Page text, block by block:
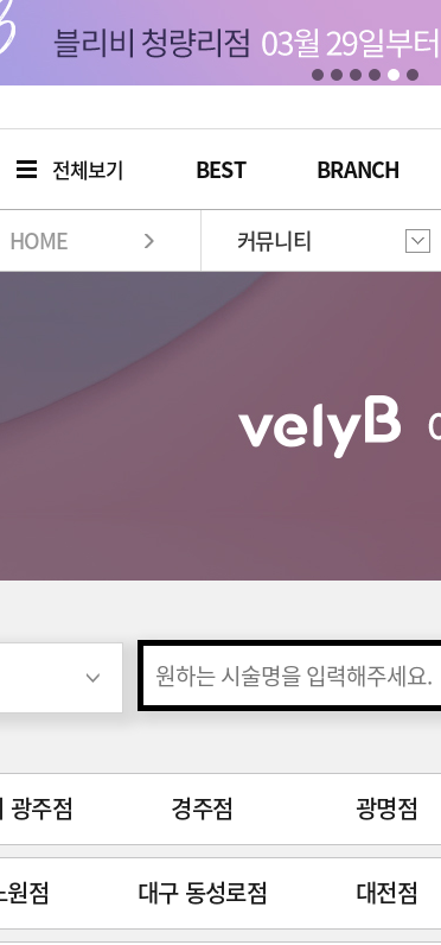
전체보기 BEST BRANCH
HOME 커뮤니티
광주점 경주점 광명점
원점 대구 동성로점 대전점